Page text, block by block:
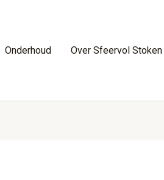
Onderhoud Over Sfeervol Stoken